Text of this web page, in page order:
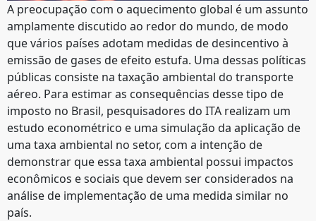
A preocupação com o aquecimento global é um assunto
amplamente discutido ao redor do mundo, de modo
que vários países adotam medidas de desincentivo à
emissão de gases de efeito estufa. Uma dessas políticas
públicas consiste na taxação ambiental do transporte
aéreo. Para estimar as consequências desse tipo de
imposto no Brasil, pesquisadores do ITA realizam um
estudo econométrico e uma simulação da aplicação de
uma taxa ambiental no setor, com a intenção de
demonstrar que essa taxa ambiental possui impactos
econômicos e sociais que devem ser considerados na
análise de implementação de uma medida similar no
país.